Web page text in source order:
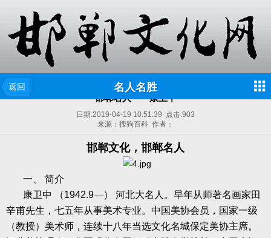
返回 名人名胜
邯郸名人——康卫中
日期:2019-04-19 10:51:39 点击:903
来源：搜狗百科 作者：
邯郸文化，邯郸名人
一、
简介
康卫中
（1942.9—）
河北大名人。早年从师著名画家田
辛甫先生，七五年从事美术专业。中国美协会员，国家一级
（教授）美术师，连续十八年当选文化名城保定美协主席。